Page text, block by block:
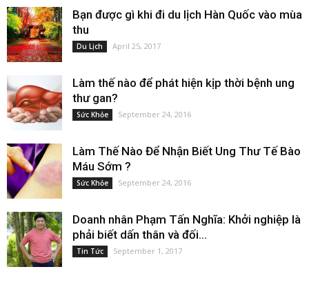
Bạn được gì khi đi du lịch Hàn Quốc vào mùa
thu
Du Lịch April 25, 2017
Làm thế nào để phát hiện kịp thời bệnh ung
thư gan?
Sức Khỏe September 24, 2016
Làm Thế Nào Để Nhận Biết Ung Thư Tế Bào
Máu Sớm ?
Sức Khỏe September 24, 2016
Doanh nhân Phạm Tấn Nghĩa: Khởi nghiệp là
phải biết dấn thân và đối...
Tin Tức September 1, 2017